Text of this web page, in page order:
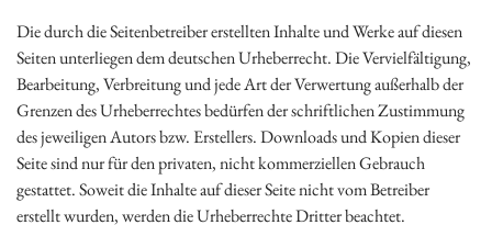
Die durch die Seitenbetreiber erstellten Inhalte und Werke auf diesen
Seiten unterliegen dem deutschen Urheberrecht. Die Vervielfältigung,
Bearbeitung, Verbreitung und jede Art der Verwertung außerhalb der
Grenzen des Urheberrechtes bedürfen der schriftlichen Zustimmung
des jeweiligen Autors bzw. Erstellers. Downloads und Kopien dieser
Seite sind nur für den privaten, nicht kommerziellen Gebrauch
gestattet. Soweit die Inhalte auf dieser Seite nicht vom Betreiber
erstellt wurden, werden die Urheberrechte Dritter beachtet.